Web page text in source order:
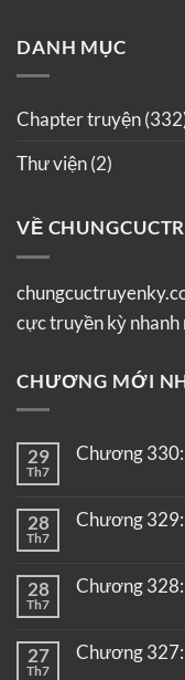
DANH MỤC
Chapter truyện
Thư viện(2)
VỀ
cực truyền kỳ nhanh
CHƯƠNG MỚI
29
Th7
Chương
28
Th7
Chương
28
Th7
Chương
27
Th7
Chương